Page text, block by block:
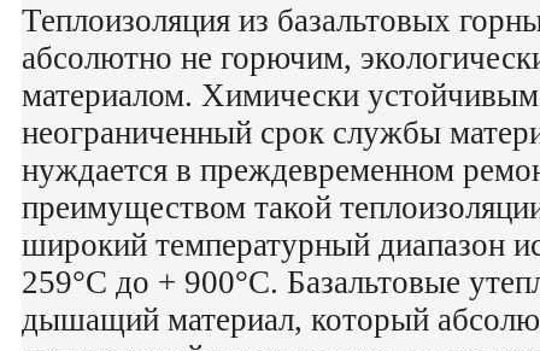
Теплоизоляция из базальтовых
абсолютно не горючим,
материалом. Химически
неограниченный срок службы
нуждается в преждевременном
преимуществом такой
широкий температурный диапазон
259°С до + 900°С. Базальтовые
дышащий материал, который